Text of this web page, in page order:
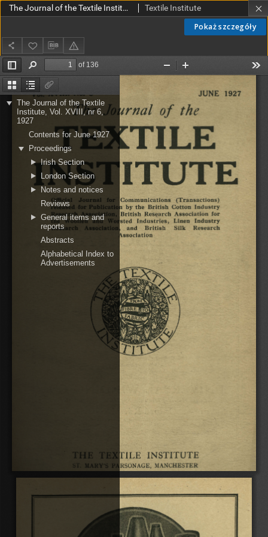
Pokaż szczegóły
The Journal of the Textile Institute Vol. XVIII No. 6 (1927) Textile Institute